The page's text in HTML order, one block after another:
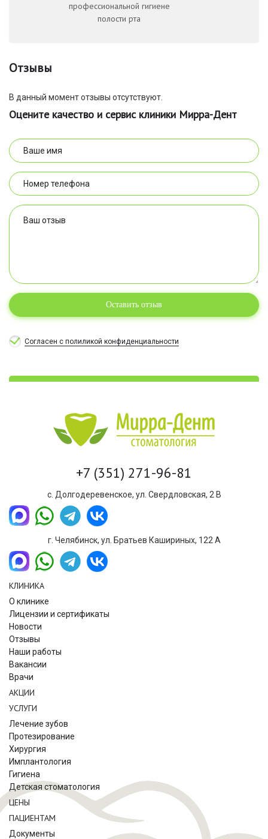
профессиональной гигиене
полости рта
Отзывы
В данный момент отзывы отсутствуют.
Оцените качество и сервис клиники Мирра-Дент
Оставить отзыв
Согласен с полиликой конфиденциальности
+7 (351) 271-96-81
с. Долгодеревенское, ул. Свердловская, 2 В
г. Челябинск, ул. Братьев Кашириных, 122 А
КЛИНИКА
О клинике
Лицензии и сертификаты
Новости
Отзывы
Наши работы
Вакансии
Врачи
АКЦИИ
УСЛУГИ
Лечение зубов
Протезирование
Хирургия
Имплантология
Гигиена
Детская стоматология
ЦЕНЫ
ПАЦИЕНТАМ
Документы